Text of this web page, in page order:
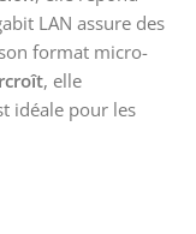
LAN assure des
format micro-
, elle
idéale pour les